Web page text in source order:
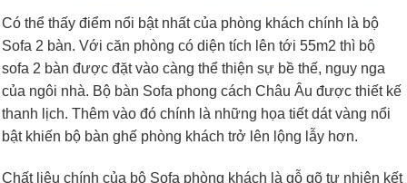
Có thể thấy điểm nổi bật nhất của phòng khách chính là bộ
Sofa 2 bàn. Với căn phòng có diện tích lên tới 55m2 thì bộ
sofa 2 bàn được đặt vào càng thể thiện sự bề thế, nguy nga
của ngôi nhà. Bộ bàn Sofa phong cách Châu Âu được thiết kế
thanh lịch. Thêm vào đó chính là những họa tiết dát vàng nổi
bật khiến bộ bàn ghế phòng khách trở lên lộng lẫy hơn.
Chất liệu chính của bộ Sofa phòng khách là gỗ gõ tự nhiên kết